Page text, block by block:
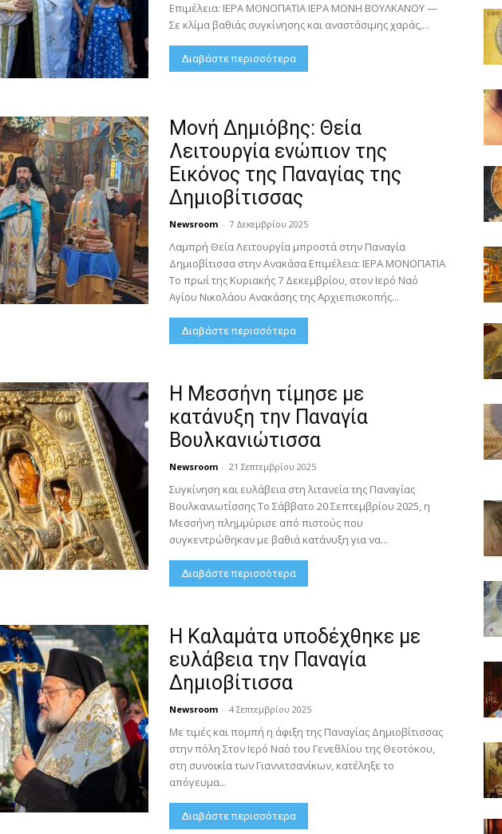
Επιμέλεια: ΙΕΡΑ ΜΟΝΟΠΑΤΙΑ ΙΕΡΑ ΜΟΝΗ ΒΟΥΛΚΑΝΟΥ —
Σε κλίμα βαθιάς συγκίνησης και αναστάσιμης χαράς,...
Διαβάστε περισσότερα
Μονή Δημιόβης: Θεία
Λειτουργία ενώπιον της
Εικόνος της Παναγίας της
Δημιοβίτισσας
Newsroom - 7 Δεκεμβρίου 2025
Λαμπρή Θεία Λειτουργία μπροστά στην Παναγία
Δημιοβίτισσα στην Ανακάσα Επιμέλεια: ΙΕΡΑ ΜΟΝΟΠΑΤΙΑ
Το πρωί της Κυριακής 7 Δεκεμβρίου, στον Ιερό Ναό
Αγίου Νικολάου Ανακάσης της Αρχιεπισκοπής...
Διαβάστε περισσότερα
Η Μεσσήνη τίμησε με
κατάνυξη την Παναγία
Βουλκανιώτισσα
Newsroom - 21 Σεπτεμβρίου 2025
Συγκίνηση και ευλάβεια στη λιτανεία της Παναγίας
Βουλκανιωτίσσης Το Σάββατο 20 Σεπτεμβρίου 2025, η
Μεσσήνη πλημμύρισε από πιστούς που
συγκεντρώθηκαν με βαθιά κατάνυξη για να...
Διαβάστε περισσότερα
Η Καλαμάτα υποδέχθηκε με
ευλάβεια την Παναγία
Δημιοβίτισσα
Newsroom - 4 Σεπτεμβρίου 2025
Με τιμές και πομπή η άφιξη της Παναγίας Δημιοβίτισσας
στην πόλη Στον Ιερό Ναό του Γενεθλίου της Θεοτόκου,
στη συνοικία των Γιαννιτσανίκων, κατέληξε το
απόγευμα...
Διαβάστε περισσότερα